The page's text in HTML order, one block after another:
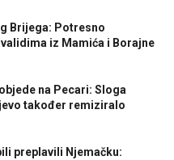
Brijega: Potresno
iz Mamića i Borajne
na Pecari: Sloga
također remiziralo
preplavili Njemačku: